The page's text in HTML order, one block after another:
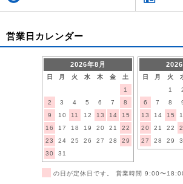
営業日カレンダー
2026年8月
日 月 火 水 木 金
土
1
2
3 4 5 6 7
8
9
10 11 12 13 14
15
16
17 18 19 20 21
22
23
24 25 26 27 28
29
30
31
2026
日 月 火
1
6
7 8
13
14 15
20
21 22
27
28 29
の日が定休日です。 営業時間 9:00〜